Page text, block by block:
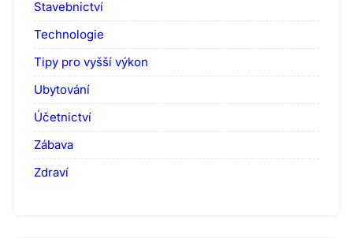
Stavebnictví
Technologie
Tipy pro vyšší výkon
Ubytování
Účetnictví
Zábava
Zdraví